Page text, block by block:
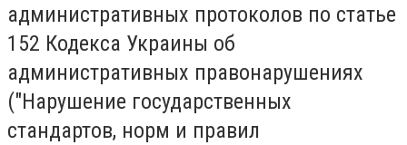
административных протоколов по статье
152 Кодекса Украины об
административных правонарушениях
("Нарушение государственных
стандартов, норм и правил